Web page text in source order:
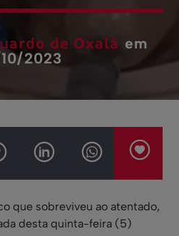
de Oxalá em
2023
que sobreviveu ao atentado,
desta quinta-feira (5)